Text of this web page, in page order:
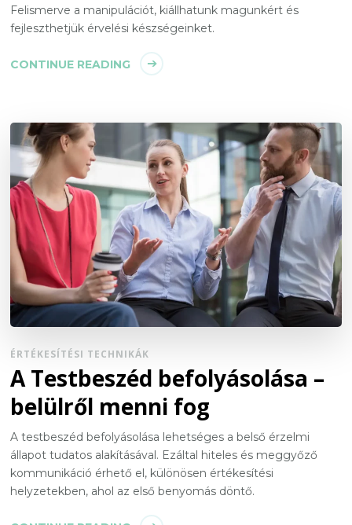
Felismerve a manipulációt, kiállhatunk magunkért és
fejleszthetjük érvelési készségeinket.
CONTINUE READING
ÉRTÉKESÍTÉSI TECHNIKÁK
A Testbeszéd befolyásolása –
belülről menni fog
A testbeszéd befolyásolása lehetséges a belső érzelmi
állapot tudatos alakításával. Ezáltal hiteles és meggyőző
kommunikáció érhető el, különösen értékesítési
helyzetekben, ahol az első benyomás döntő.